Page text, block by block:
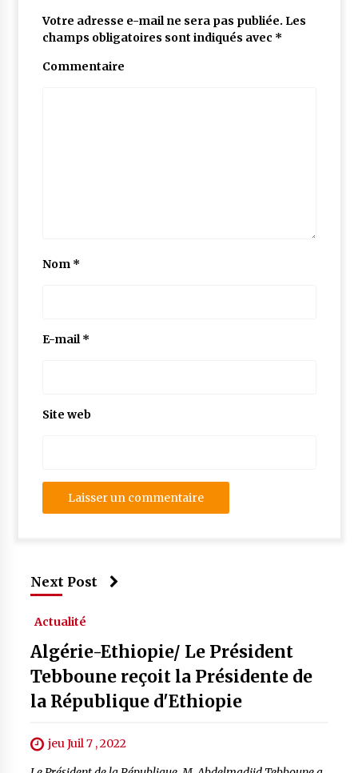
Votre adresse e-mail ne sera pas publiée. Les
champs obligatoires sont indiqués avec *
Commentaire
Nom *
E-mail*
Site web
Next Post
Actualité
Algérie-Ethiopie/ Le Président
Tebboune reçoit la Présidente de
la République d'Ethiopie
jeu Juil 7 , 2022